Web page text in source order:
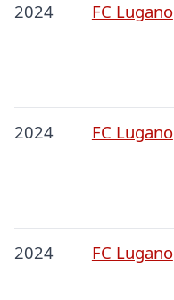
2024 FC Lugano
2024 FC Lugano
2024 FC Lugano